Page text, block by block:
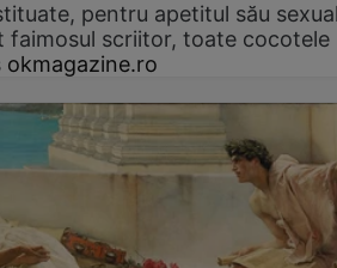
pentru apetitul său
faimosul scriitor, toate cocotele
okmagazine.ro